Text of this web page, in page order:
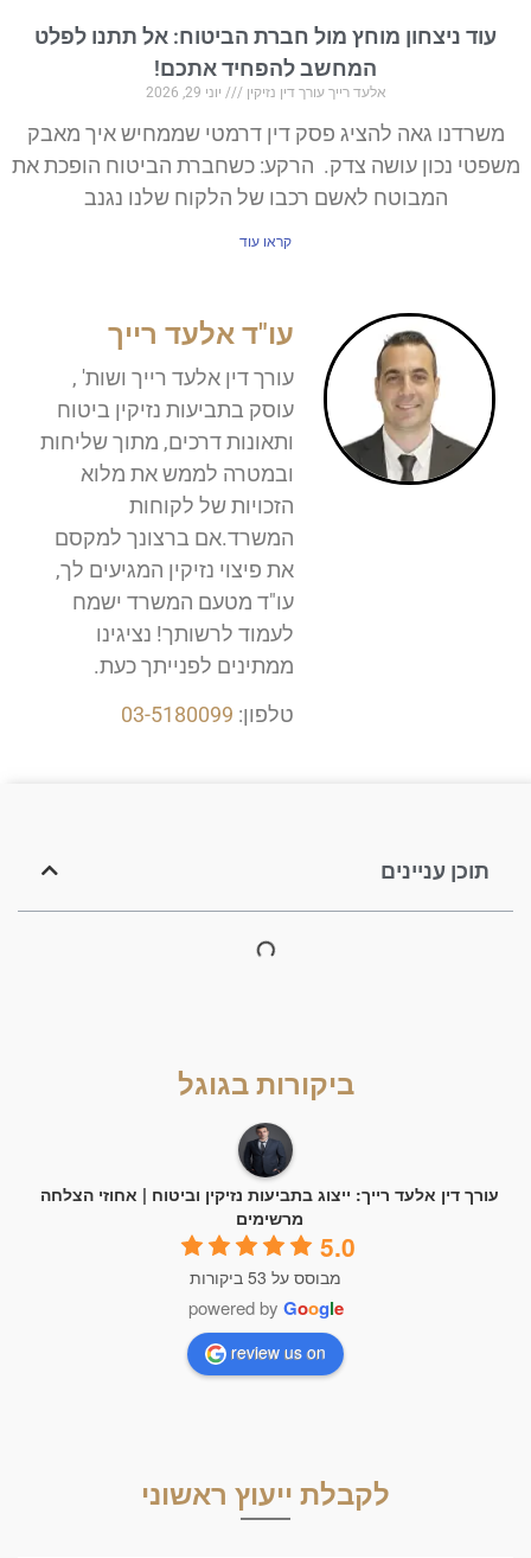
עוד ניצחון מוחץ מול חברת הביטוח: אל תתנו לפלט
המחשב להפחיד אתכם!
אלעד רייך עורך דין נזיקין יוני 29, 2026
משרדנו גאה להציג פסק דין דרמטי שממחיש איך מאבק
משפטי נכון עושה צדק. הרקע: כשחברת הביטוח הופכת את
המבוטח לאשם רכבו של הלקוח שלנו נגנב
קראו עוד
עו"ד אלעד רייך
עורך דין אלעד רייך ושות' ,
עוסק בתביעות נזיקין ביטוח
ותאונות דרכים, מתוך שליחות
ובמטרה לממש את מלוא
הזכויות של לקוחות
המשרד.אם ברצונך למקסם
את פיצוי נזיקין המגיעים לך,
עו"ד מטעם המשרד ישמח
לעמוד לרשותך! נציגינו
ממתינים לפנייתך כעת.
טלפון: 03-5180099
תוכן עניינים
ביקורות בגוגל
עורך דין אלעד רייך: ייצוג בתביעות נזיקין וביטוח | אחוזי הצלחה
מרשימים
5.0
מבוסס על 53 ביקורות
powered by Google
review us on
לקבלת ייעוץ ראשוני